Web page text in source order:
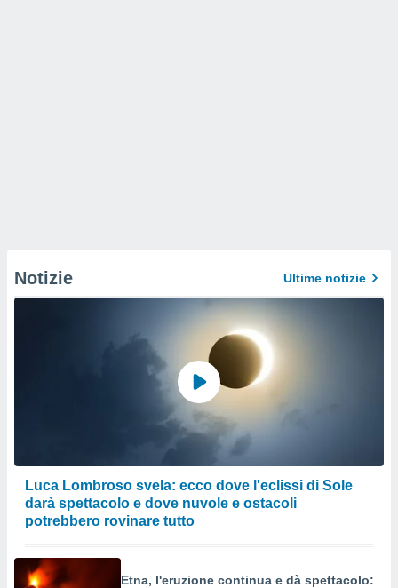
Notizie Ultime notizie
Luca Lombroso svela: ecco dove l'eclissi di Sole
darà spettacolo e dove nuvole e ostacoli
potrebbero rovinare tutto
Etna, l'eruzione continua e dà spettacolo: